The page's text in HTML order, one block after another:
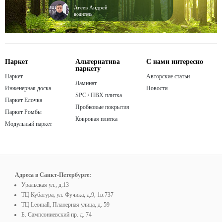
Агеев Андрей
водитель
Паркет
Паркет
Инженерная доска
Паркет Елочка
Паркет Ромбы
Модульный паркет
Альтернатива
паркету
Ламинат
SPC / ПВХ плитка
Пробковые покрытия
Ковровая плитка
С нами интересно
Авторские статьи
Новости
Адреса в Санкт-Петербурге:
Уральская ул., д.13
ТЦ Кубатура, ул. Фучика, д.9, 1в.737
ТЦ Leomall, Планерная улица, д. 59
Б. Сампсониевский пр. д. 74